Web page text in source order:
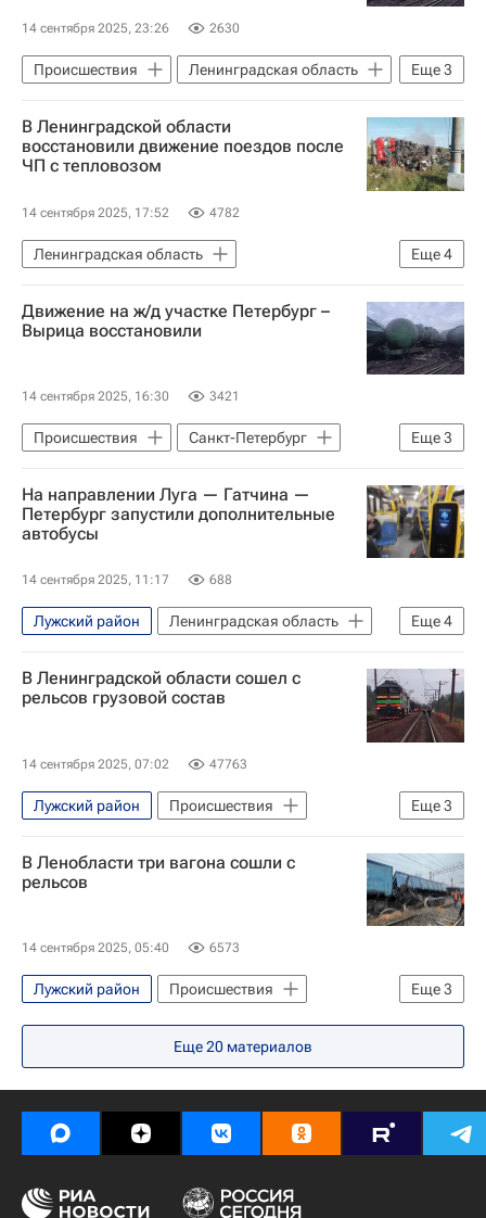
14 сентября 2025, 23:26 2630
Еще3
Происшествия
Ленинградская область
Санкт-Петербург
Луга
Александр Дрозденко
В Ленинградской области
восстановили движение поездов после
ЧП с тепловозом
14 сентября 2025, 17:52 4782
Еще4
Ленинградская область
Санкт-Петербург
Гомель
Александр Дрозденко
Происшествия
Движение на ж/д участке Петербург –
Вырица восстановили
14 сентября 2025, 16:30 3421
Еще3
Происшествия
Санкт-Петербург
Ленинградская область
Луга
Александр Дрозденко
На направлении Луга — Гатчина —
Петербург запустили дополнительные
автобусы
14 сентября 2025, 11:17 688
Еще4
Лужский район
Ленинградская область
Александр Дрозденко
Происшествия
Луга
Гатчина
В Ленинградской области сошел с
рельсов грузовой состав
14 сентября 2025, 07:02 47763
Еще3
Лужский район
Происшествия
Ленинградская область
Санкт-Петербург
Александр Дрозденко
В Ленобласти три вагона сошли с
рельсов
14 сентября 2025, 05:40 6573
Еще3
Лужский район
Происшествия
Ленинградская область
Луга
Александр Дрозденко
Еще20 материалов